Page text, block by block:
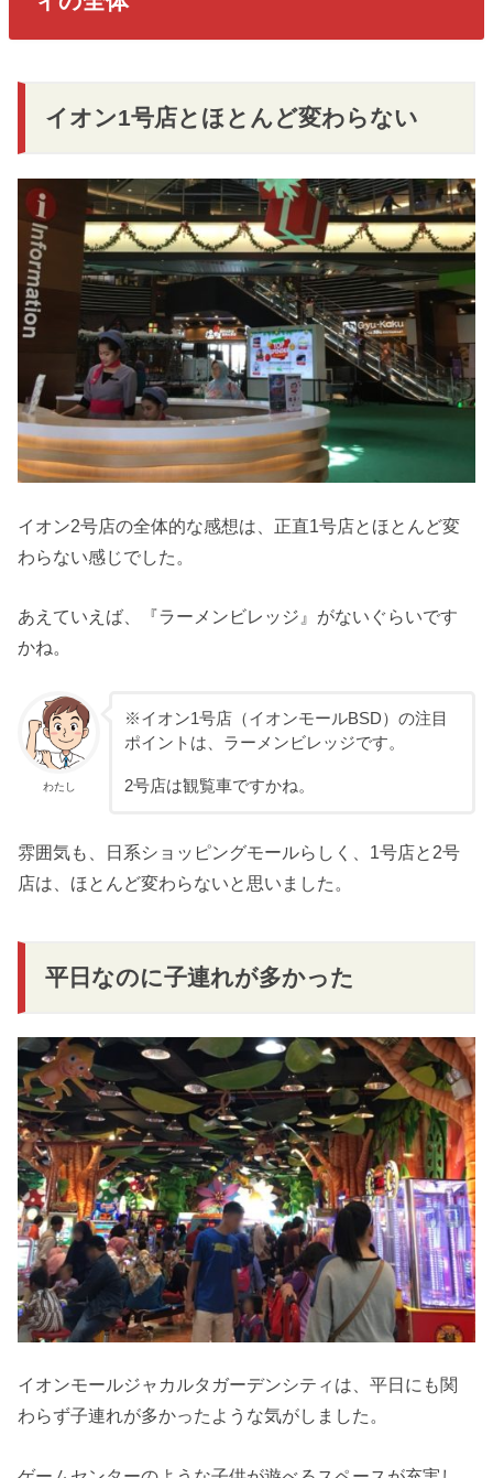
イオン1号店とほとんど変わらない
イオン2号店の全体的な感想は、正直1号店とほとんど変
わらない感じでした。
あえていえば、『ラーメンビレッジ』がないぐらいです
かね。
わたし
※イオン1号店（イオンモールBSD）の注目
ポイントは、ラーメンビレッジです。
2号店は観覧車ですかね。
雰囲気も、日系ショッピングモールらしく、1号店と2号
店は、ほとんど変わらないと思いました。
平日なのに子連れが多かった
イオンモールジャカルタガーデンシティは、平日にも関
わらず子連れが多かったような気がしました。